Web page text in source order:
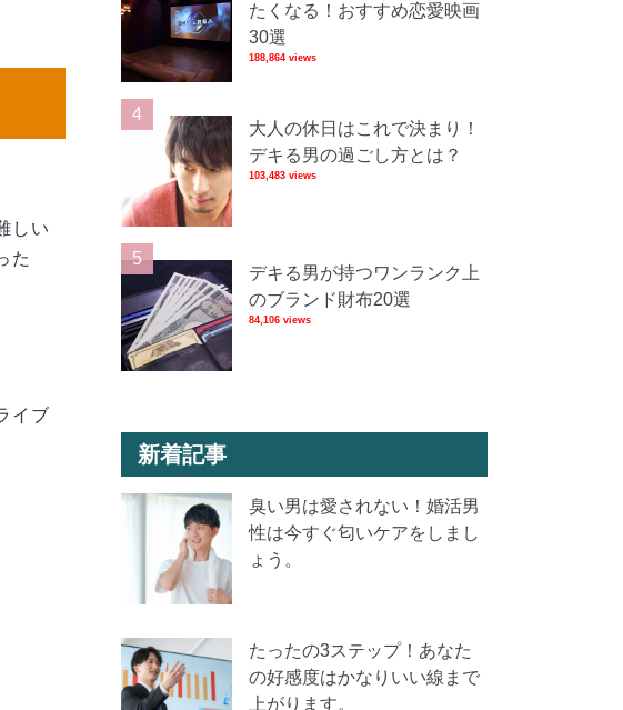
しい
た
イブ
たくなる！おすすめ恋愛映画
30選
188,864 views
大人の休日はこれで決まり！
デキる男の過ごし方とは？
103,483 views
デキる男が持つワンランク上
のブランド財布20選
84,106 views
新着記事
臭い男は愛されない！婚活男
性は今すぐ匂いケアをしまし
ょう。
たったの3ステップ！あなた
の好感度はかなりいい線まで
上がります。